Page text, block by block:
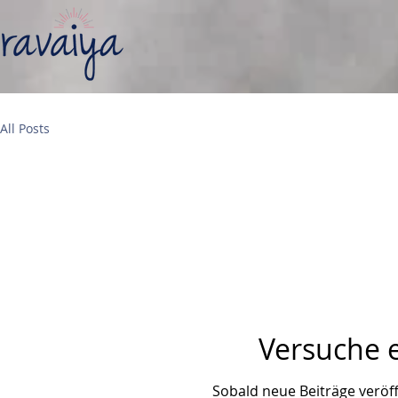
All Posts
Versuche
Sobald neue Beiträge